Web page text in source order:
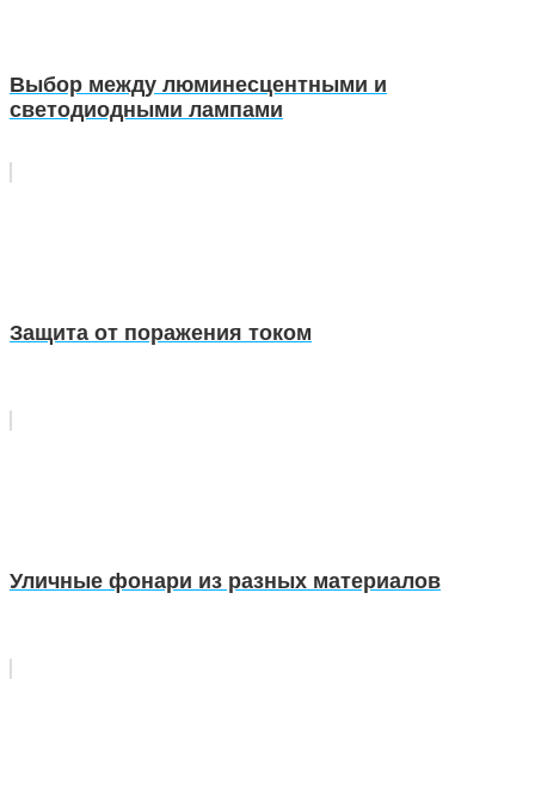
Выбор между люминесцентными и
светодиодными лампами
Защита от поражения током
Уличные фонари из разных материалов